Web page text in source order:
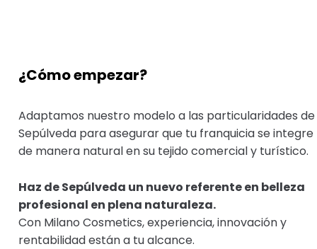
¿Cómo empezar?
Adaptamos nuestro modelo a las particularidades de
Sepúlveda para asegurar que tu franquicia se integre
de manera natural en su tejido comercial y turístico.
Haz de Sepúlveda un nuevo referente en belleza
profesional en plena naturaleza.
Con Milano Cosmetics, experiencia, innovación y
rentabilidad están a tu alcance.